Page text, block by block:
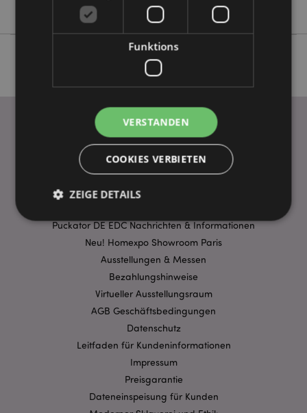
FAQ
Lieferbedingungen
Puckator DE EDC Nachrichten & Informationen
Neu! Homexpo Showroom Paris
Ausstellungen & Messen
Bezahlungshinweise
Virtueller Ausstellungsraum
AGB Geschäftsbedingungen
Datenschutz
Leitfaden für Kundeninformationen
Impressum
Preisgarantie
Dateneinspeisung für Kunden
Funktions
VERSTANDEN
COOKIES VERBIETEN
ZEIGE DETAILS
Unbedingt notwendige
Leistungs
Ausrichten
Streng-notwendige-Cookies ermöglichen
Benutzeranmeldung und die Kontoverwaltung.
Ohne unbedingt notwendige cookies kann die
.puckator.de